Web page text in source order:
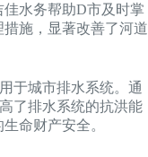
水务帮助D市及时掌
施，显著改善了河道
于城市排水系统。通
了排水系统的抗洪能
命财产安全。